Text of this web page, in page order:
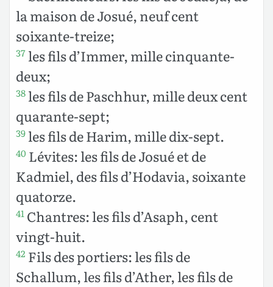
la maison de Josué, neuf cent
soixante-treize;
37 les fils d’Immer, mille cinquante-
deux;
38 les fils de Paschhur, mille deux cent
quarante-sept;
39 les fils de Harim, mille dix-sept.
40 Lévites: les fils de Josué et de
Kadmiel, des fils d’Hodavia, soixante
quatorze.
41 Chantres: les fils d’Asaph, cent
vingt-huit.
42 Fils des portiers: les fils de
Schallum, les fils d’Ather, les fils de